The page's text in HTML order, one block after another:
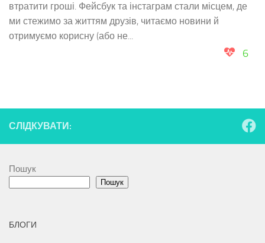
втратити гроші. Фейсбук та інстаграм стали місцем, де
ми стежимо за життям друзів, читаємо новини й
отримуємо корисну (або не...
6
СЛІДКУВАТИ:
Пошук
Пошук
БЛОГИ